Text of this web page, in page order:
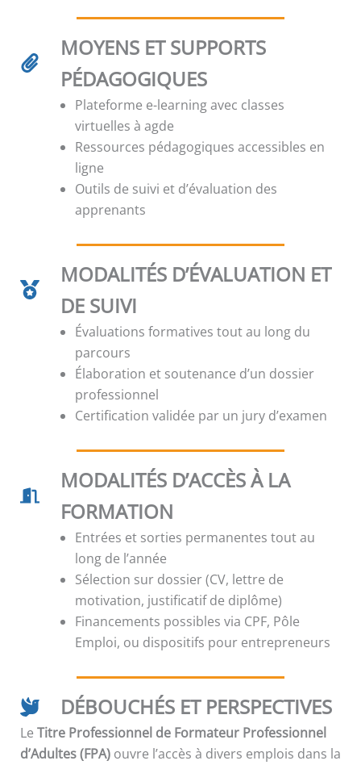
MOYENS ET SUPPORTS
PÉDAGOGIQUES
Plateforme e-learning avec classes
virtuelles à agde
Ressources pédagogiques accessibles en
ligne
Outils de suivi et d’évaluation des
apprenants
MODALITÉS D’ÉVALUATION ET
DE SUIVI
Évaluations formatives tout au long du
parcours
Élaboration et soutenance d’un dossier
professionnel
Certification validée par un jury d’examen
MODALITÉS D’ACCÈS À LA
FORMATION
Entrées et sorties permanentes tout au
long de l’année
Sélection sur dossier (CV, lettre de
motivation, justificatif de diplôme)
Financements possibles via CPF, Pôle
Emploi, ou dispositifs pour entrepreneurs
DÉBOUCHÉS ET PERSPECTIVES
Le Titre Professionnel de Formateur Professionnel
d’Adultes (FPA) ouvre l’accès à divers emplois dans la